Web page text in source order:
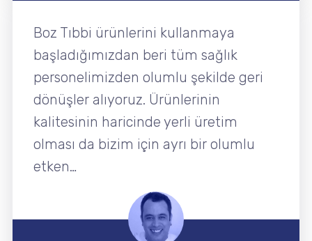
Boz Tıbbi ürünlerini kullanmaya
başladığımızdan beri tüm sağlık
personelimizden olumlu şekilde geri
dönüşler alıyoruz. Ürünlerinin
kalitesinin haricinde yerli üretim
olması da bizim için ayrı bir olumlu
etken…